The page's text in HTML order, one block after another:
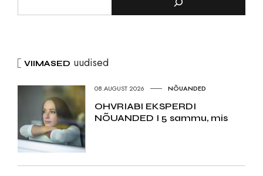
VIIMASED uudised
08.AUGUST 2026 NÕUANDED
OHVRIABI EKSPERDI
NÕUANDED I 5 sammu, mis